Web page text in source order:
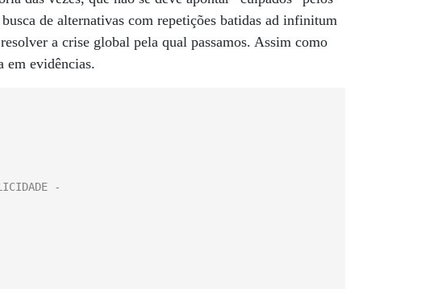
de alternativas com repetições batidas ad infinitum
a crise global pela qual passamos. Assim como
em evidências.